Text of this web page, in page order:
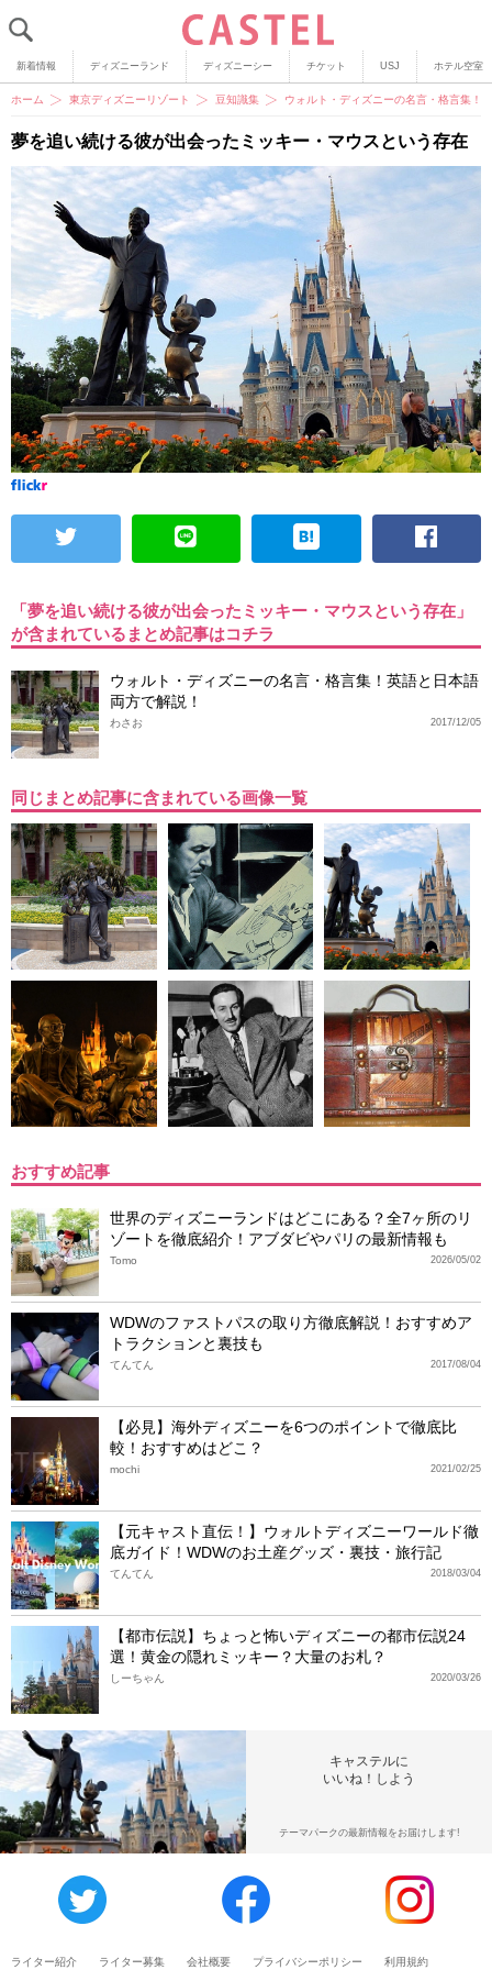
新着情報 ディズニーランド ディズニーシー チケット USJ ホテル空室
ホーム 東京ディズニーリゾート 豆知識集 ウォルト・ディズニーの名言・格言集！
夢を追い続ける彼が出会ったミッキー・マウスという存在
「夢を追い続ける彼が出会ったミッキー・マウスという存在」
が含まれているまとめ記事はコチラ
ウォルト・ディズニーの名言・格言集！英語と日本語
両方で解説！
2017/12/05
わさお
同じまとめ記事に含まれている画像一覧
おすすめ記事
世界のディズニーランドはどこにある？全7ヶ所のリ
ゾートを徹底紹介！アブダビやパリの最新情報も
2026/05/02
Tomo
WDWのファストパスの取り方徹底解説！おすすめア
トラクションと裏技も
2017/08/04
てんてん
【必見】海外ディズニーを6つのポイントで徹底比
較！おすすめはどこ？
2021/02/25
mochi
【元キャスト直伝！】ウォルトディズニーワールド徹
底ガイド！WDWのお土産グッズ・裏技・旅行記
2018/03/04
てんてん
【都市伝説】ちょっと怖いディズニーの都市伝説24
選！黄金の隠れミッキー？大量のお札？
2020/03/26
しーちゃん
キャステルに
いいね！しよう
テーマパークの最新情報をお届けします!
ライター紹介 ライター募集 会社概要 プライバシーポリシー 利用規約